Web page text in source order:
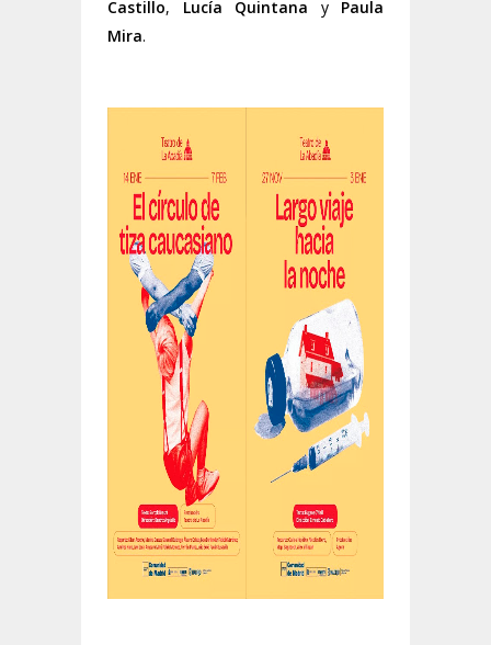
Castillo, Lucía Quintana y Paula
Mira.